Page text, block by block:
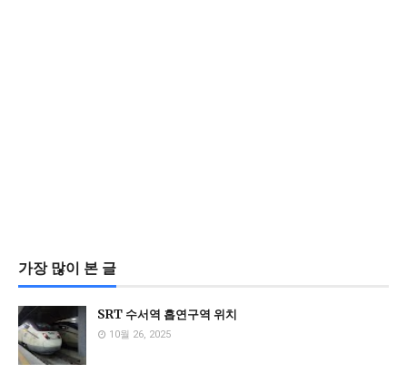
가장 많이 본 글
SRT 수서역 흡연구역 위치
10월 26, 2025